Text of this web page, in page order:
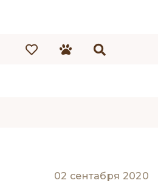
02 сентабря 2020